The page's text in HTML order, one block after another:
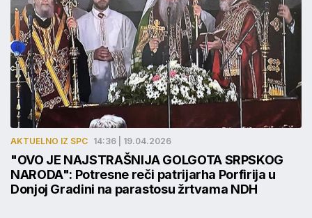
AKTUELNO IZ SPC 14:36 | 19.04.2026
"OVO JE NAJSTRAŠNIJA GOLGOTA SRPSKOG
NARODA": Potresne reči patrijarha Porfirija u
Donjoj Gradini na parastosu žrtvama NDH